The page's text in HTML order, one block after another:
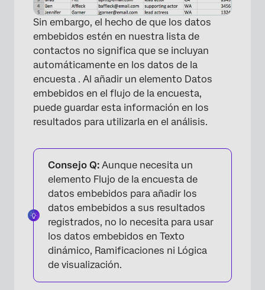
Sin embargo, el hecho de que los datos
embebidos estén en nuestra lista de
contactos no significa que se incluyan
automáticamente en los datos de la
encuesta . Al añadir un elemento Datos
embebidos en el flujo de la encuesta,
puede guardar esta información en los
resultados para utilizarla en el análisis.
Consejo Q: Aunque necesita un
elemento Flujo de la encuesta de
datos embebidos para añadir los
datos embebidos a sus resultados
registrados, no lo necesita para usar
los datos embebidos en Texto
dinámico, Ramificaciones ni Lógica
de visualización.